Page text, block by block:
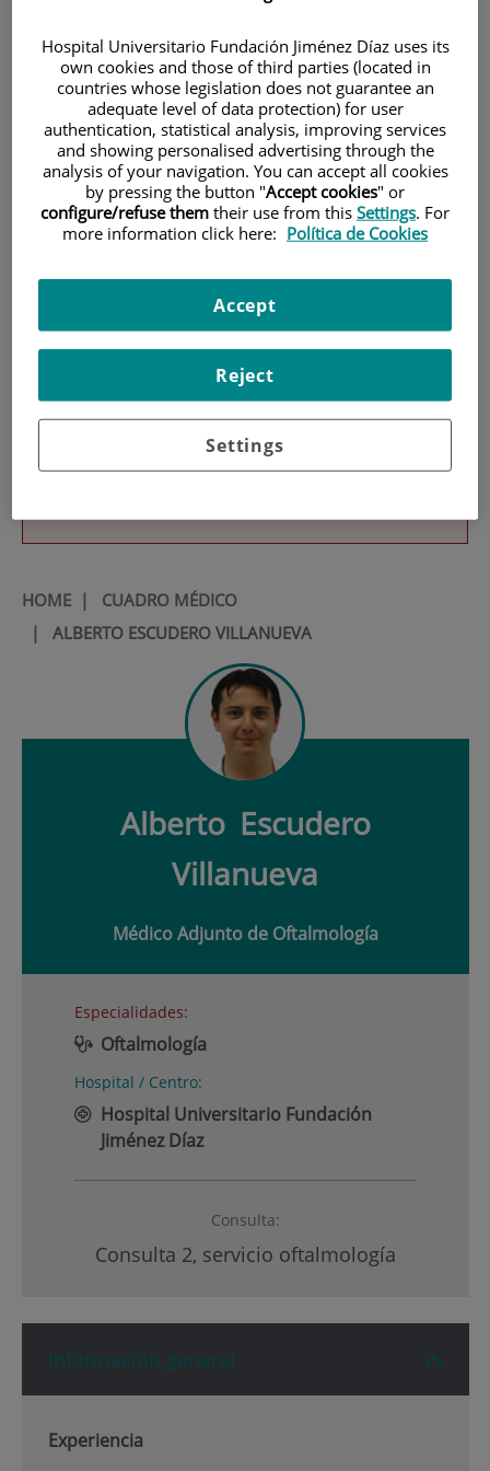
Research
Teléfono de atención al usuario
900 301 013
HOME| CUADRO MÉDICO
| ALBERTO ESCUDERO VILLANUEVA
Alberto Escudero
Villanueva
Médico Adjunto de Oftalmología
Especialidades:
Oftalmología
Hospital / Centro:
Hospital Universitario Fundación
Jiménez Díaz
Consulta:
Consulta 2, servicio oftalmología
Información general
Experiencia
Hospital Universitario Fundación Jiménez Díaz uses its
own cookies and those of third parties (located in
countries whose legislation does not guarantee an
adequate level of data protection) for user
authentication, statistical analysis, improving services
and showing personalised advertising through the
analysis of your navigation. You can accept all cookies
by pressing the button "Accept cookies" or
configure/refuse them their use from this Settings. For
more information click here: Política de Cookies
Settings
Reject
Accept